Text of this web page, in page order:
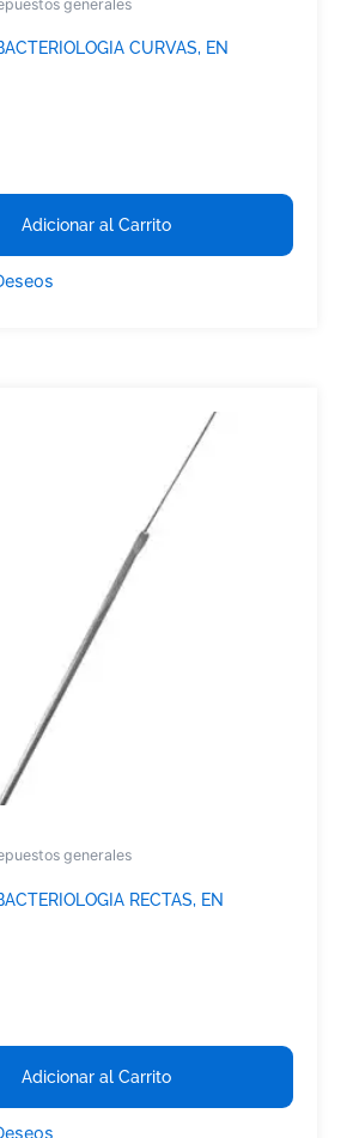
generales
CURVAS, EN
Adicionar al Carrito
generales
RECTAS, EN
Adicionar al Carrito